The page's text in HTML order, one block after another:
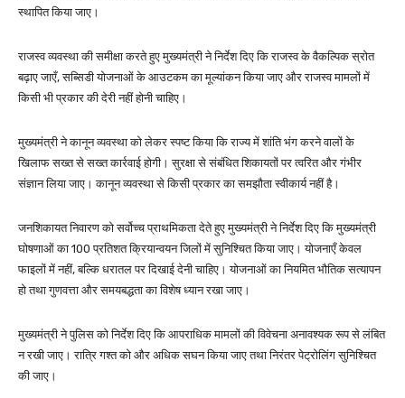
स्थापित किया जाए।
राजस्व व्यवस्था की समीक्षा करते हुए मुख्यमंत्री ने निर्देश दिए कि राजस्व के वैकल्पिक स्रोत
बढ़ाए जाएँ, सब्सिडी योजनाओं के आउटकम का मूल्यांकन किया जाए और राजस्व मामलों में
किसी भी प्रकार की देरी नहीं होनी चाहिए।
मुख्यमंत्री ने कानून व्यवस्था को लेकर स्पष्ट किया कि राज्य में शांति भंग करने वालों के
खिलाफ सख्त से सख्त कार्रवाई होगी। सुरक्षा से संबंधित शिकायतों पर त्वरित और गंभीर
संज्ञान लिया जाए। कानून व्यवस्था से किसी प्रकार का समझौता स्वीकार्य नहीं है।
जनशिकायत निवारण को सर्वोच्च प्राथमिकता देते हुए मुख्यमंत्री ने निर्देश दिए कि मुख्यमंत्री
घोषणाओं का 100 प्रतिशत क्रियान्वयन जिलों में सुनिश्चित किया जाए। योजनाएँ केवल
फाइलों में नहीं, बल्कि धरातल पर दिखाई देनी चाहिए। योजनाओं का नियमित भौतिक सत्यापन
हो तथा गुणवत्ता और समयबद्धता का विशेष ध्यान रखा जाए।
मुख्यमंत्री ने पुलिस को निर्देश दिए कि आपराधिक मामलों की विवेचना अनावश्यक रूप से लंबित
न रखी जाए। रात्रि गश्त को और अधिक सघन किया जाए तथा निरंतर पेट्रोलिंग सुनिश्चित
की जाए।